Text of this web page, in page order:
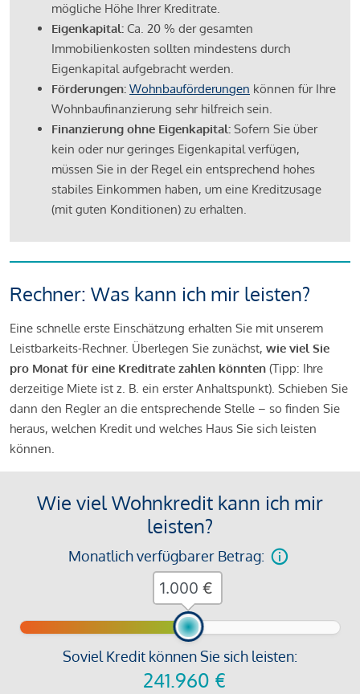
mögliche Höhe Ihrer Kreditrate.
Eigenkapital: Ca. 20 % der gesamten
Immobilienkosten sollten mindestens durch
Eigenkapital aufgebracht werden.
Förderungen: Wohnbauförderungen können für Ihre
Wohnbaufinanzierung sehr hilfreich sein.
Finanzierung ohne Eigenkapital: Sofern Sie über
kein oder nur geringes Eigenkapital verfügen,
müssen Sie in der Regel ein entsprechend hohes
stabiles Einkommen haben, um eine Kreditzusage
(mit guten Konditionen) zu erhalten.
Rechner: Was kann ich mir leisten?
Eine schnelle erste Einschätzung erhalten Sie mit unserem
Leistbarkeits-Rechner. Überlegen Sie zunächst, wie viel Sie
pro Monat für eine Kreditrate zahlen könnten (Tipp: Ihre
derzeitige Miete ist z. B. ein erster Anhaltspunkt). Schieben Sie
dann den Regler an die entsprechende Stelle – so finden Sie
heraus, welchen Kredit und welches Haus Sie sich leisten
können.
Wie viel Wohnkredit kann ich mir
leisten?
Monatlich verfügbarer Betrag:
Soviel Kredit können Sie sich leisten:
241.960 €
€